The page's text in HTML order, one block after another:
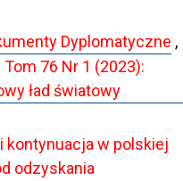
Dyplomatyczne ,
76 Nr 1 (2023):
ład światowy
kontynuacja w polskiej
odzyskania